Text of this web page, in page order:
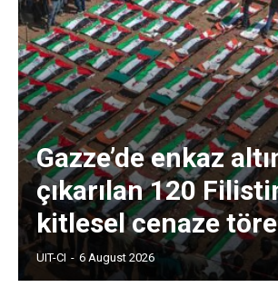
Gazze’de enkaz
çıkarılan 120
kitlesel cenaze
UIT-CI - 6 August 2026